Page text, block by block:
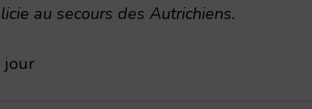
au secours des Autrichiens.
jour